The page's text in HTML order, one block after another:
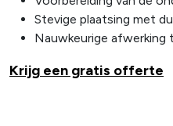
Stevige plaatsing met
Nauwkeurige afwerking
Krijg een gratis offerte